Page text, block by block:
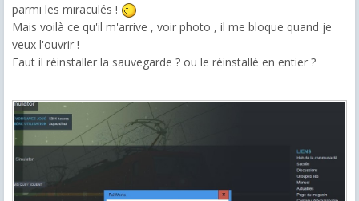
parmi les miraculés !
Mais voilà ce qu'il m'arrive , voir photo , il me bloque quand je
veux l'ouvrir !
Faut il réinstaller la sauvegarde ? ou le réinstallé en entier ?